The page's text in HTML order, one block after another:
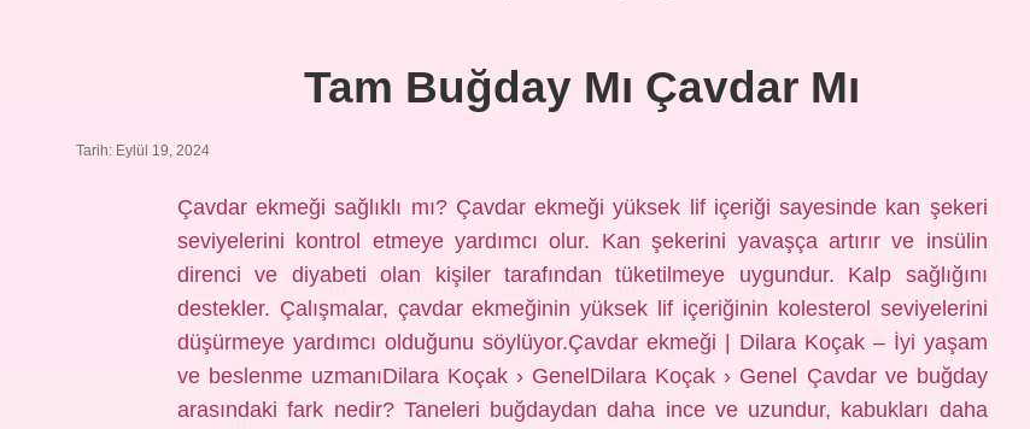
Tam Buğday Mı Çavdar Mı
Tarih: Eylül 19, 2024
Çavdar ekmeği sağlıklı mı? Çavdar ekmeği yüksek lif içeriği sayesinde kan şekeri
seviyelerini kontrol etmeye yardımcı olur. Kan şekerini yavaşça artırır ve insülin
direnci ve diyabeti olan kişiler tarafından tüketilmeye uygundur. Kalp sağlığını
destekler. Çalışmalar, çavdar ekmeğinin yüksek lif içeriğinin kolesterol seviyelerini
düşürmeye yardımcı olduğunu söylüyor.Çavdar ekmeği | Dilara Koçak – İyi yaşam
ve beslenme uzmanıDilara Koçak › GenelDilara Koçak › Genel Çavdar ve buğday
arasındaki fark nedir? Taneleri buğdaydan daha ince ve uzundur, kabukları daha